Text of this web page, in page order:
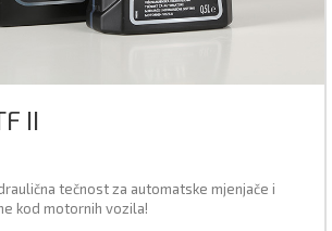
II
tečnost za automatske mjenjače i
kod motornih vozila!